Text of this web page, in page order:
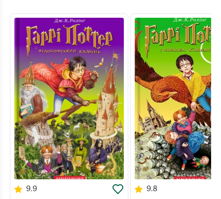
9.9 9.8